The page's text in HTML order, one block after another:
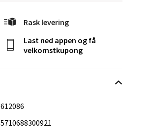
Rask levering
Last ned appen og få
velkomstkupong
612086
5710688300921